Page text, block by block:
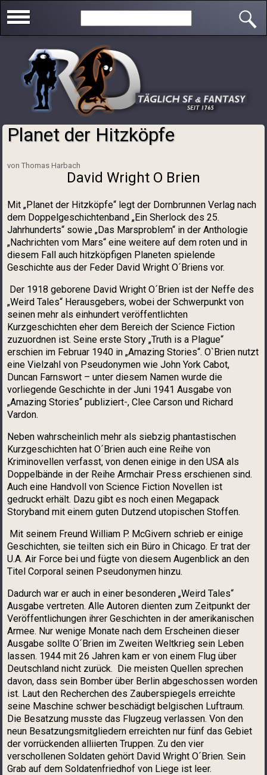
Sie sind hier
Planet der Hitzköpfe
von Thomas Harbach
David Wright O Brien
Mit „Planet der Hitzköpfe“ legt der Dornbrunnen Verlag nach
dem Doppelgeschichtenband „Ein Sherlock des 25.
Jahrhunderts“ sowie „Das Marsproblem“ in der Anthologie
„Nachrichten vom Mars“ eine weitere auf dem roten und in
diesem Fall auch hitzköpfigen Planeten spielende
Geschichte aus der Feder David Wright O´Briens vor.
Der 1918 geborene David Wright O´Brien ist der Neffe des
„Weird Tales“ Herausgebers, wobei der Schwerpunkt von
seinen mehr als einhundert veröffentlichten
Kurzgeschichten eher dem Bereich der Science Fiction
zuzuordnen ist. Seine erste Story „Truth is a Plague“
erschien im Februar 1940 in „Amazing Stories“. O`Brien nutzt
eine Vielzahl von Pseudonymen wie John York Cabot,
Duncan Farnswort – unter diesem Namen wurde die
vorliegende Geschichte in der Juni 1941 Ausgabe von
„Amazing Stories“ publiziert-, Clee Carson und Richard
Vardon.
Neben wahrscheinlich mehr als siebzig phantastischen
Kurzgeschichten hat O´Brien auch eine Reihe von
Kriminovellen verfasst, von denen einige in den USA als
Doppelbände in der Reihe Armchair Press erschienen sind.
Auch eine Handvoll von Science Fiction Novellen ist
gedruckt erhält. Dazu gibt es noch einen Megapack
Storyband mit einem guten Dutzend utopischen Stoffen.
Mit seinem Freund William P. McGivern schrieb er einige
Geschichten, sie teilten sich ein Büro in Chicago. Er trat der
U.A. Air Force bei und fügte von diesem Augenblick an den
Titel Corporal seinen Pseudonymen hinzu.
Dadurch war er auch in einer besonderen „Weird Tales“
Ausgabe vertreten. Alle Autoren dienten zum Zeitpunkt der
Veröffentlichungen ihrer Geschichten in der amerikanischen
Armee. Nur wenige Monate nach dem Erscheinen dieser
Ausgabe sollte O´Brien im Zweiten Weltkrieg sein Leben
lassen. 1944 mit 26 Jahren kam er von einem Flug über
Deutschland nicht zurück. Die meisten Quellen sprechen
davon, dass sein Bomber über Berlin abgeschossen worden
ist. Laut den Recherchen des Zauberspiegels erreichte
seine Maschine schwer beschädigt belgischen Luftraum.
Die Besatzung musste das Flugzeug verlassen. Von den
neun Besatzungsmitgliedern erreichten nur fünf das Gebiet
der vorrückenden alliierten Truppen. Zu den vier
verschollenen Soldaten gehört David Wright O´Brien. Sein
Grab auf dem Soldatenfriedhof von Liege ist leer.